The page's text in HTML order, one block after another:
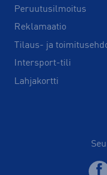
Peruutusilmoitus
Reklamaatio
Tilaus- ja
Intersport-tili
Lahjakortti